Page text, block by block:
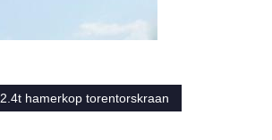
2.4t hamerkop torentorskraan